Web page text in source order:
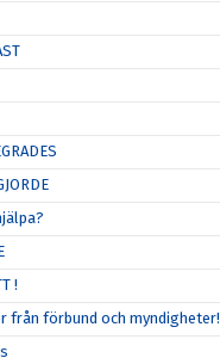
!
från förbund och myndigheter!